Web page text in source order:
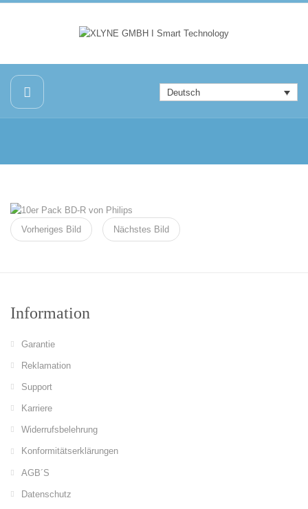
Deutsch
Vorheriges Bild Nächstes Bild
Information
Garantie
Reklamation
Support
Karriere
Widerrufsbelehrung
Konformitätserklärungen
AGB´S
Datenschutz